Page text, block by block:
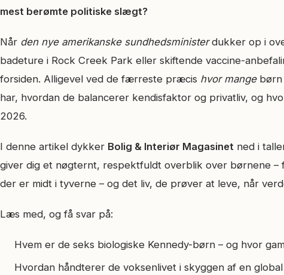
mest berømte politiske slægt?
Når den nye amerikanske sundhedsministerdukker op i
badeture i Rock Creek Park eller skiftende vaccine-
forsiden. Alligevel ved de færreste præcis hvor mangebørn
har, hvordan de balancerer kendisfaktor og privatliv, og
2026.
I denne artikel dykker Bolig & Interiør Magasinet ned i
giver dig et nøgternt, respektfuldt overblik over børnene –
der er midt i tyverne – og det liv, de prøver at leve, når
Læs med, og få svar på:
Hvem er de seks biologiske Kennedy-børn – og hvor
Hvordan håndterer de voksenlivet i skyggen af en